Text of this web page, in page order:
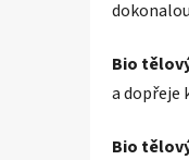
Bio
a dopřeje
Bio